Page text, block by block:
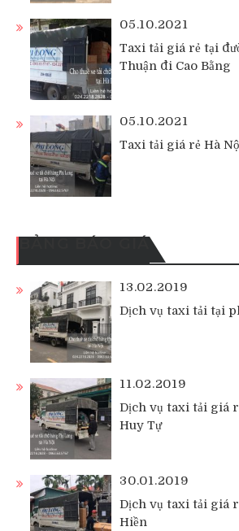
05.10.2021
Taxi tải giá rẻ tại
Thuận đi Cao Bằng
05.10.2021
Taxi tải giá rẻ Hà
BẢNG BÁO GIÁ
13.02.2019
Dịch vụ taxi tải tại
11.02.2019
Dịch vụ taxi tải giá
Huy Tự
30.01.2019
Dịch vụ taxi tải giá
Hiền